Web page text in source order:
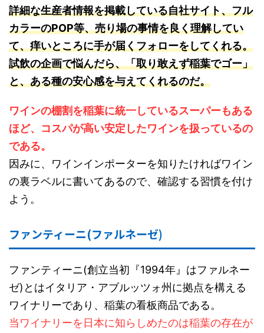
詳細な生産者情報を掲載している自社サイト、フル
カラーのPOP等、売り場の事情を良く理解してい
て、痒いところに手が届くフォローをしてくれる。
試飲の企画で悩んだら、「取り敢えず稲葉でゴー」
と、ある種の安心感を与えてくれるのだ。
ワインの棚割を稲葉に統一しているスーパーもある
ほど、コスパが高い安定したワインを扱っているの
である。
因みに、ワインインポーターを知りたければワイン
の裏ラベルに書いてあるので、確認する習慣を付け
よう。
ファンティーニ(ファルネーゼ)
ファンティーニ(創立当初『1994年』はファルネー
ゼ)とはイタリア・アブルッツォ州に拠点を構える
ワイナリーであり、稲葉の看板商品である。
当ワイナリーを日本に知らしめたのは稲葉の存在が